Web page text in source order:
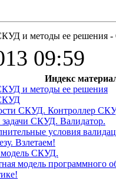
и методы ее решения
09:59
Индекс
и методы ее решения
СКУД. Контроллер
СКУД. Валидатор.
условия
Взлетаем!
СКУД.
модель программного